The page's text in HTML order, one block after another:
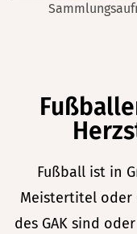
Aufnahme
Fußball ist in
Meistertitel oder
des GAK sind